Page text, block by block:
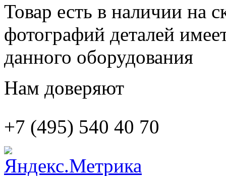
Товар есть в наличии на
фотографий деталей
данного оборудования
Нам доверяют
+7 (495) 540 40 70